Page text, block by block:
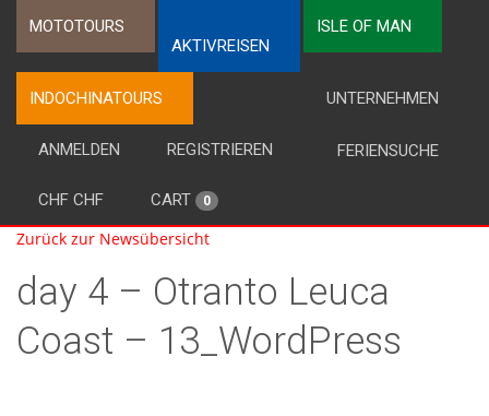
MOTOTOURS
AKTIVREISEN
ISLE OF MAN
INDOCHINATOURS UNTERNEHMEN
FERIENSUCHE
ANMELDEN REGISTRIEREN
CHF CHF CART 0
Zurück zur Newsübersicht
day 4 – Otranto Leuca
Coast – 13_WordPress